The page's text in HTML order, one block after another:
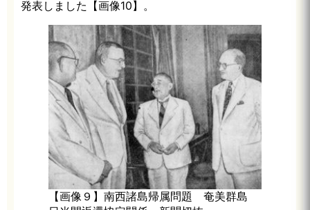
発表しました【画像10】。
【画像９】南西諸島帰属問題 奄美群島